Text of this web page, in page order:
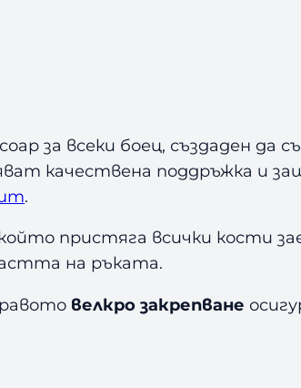
за всеки боец, създаден
качествена поддръжка и
.
пристяга всички кости
на ръката.
велкро закрепване